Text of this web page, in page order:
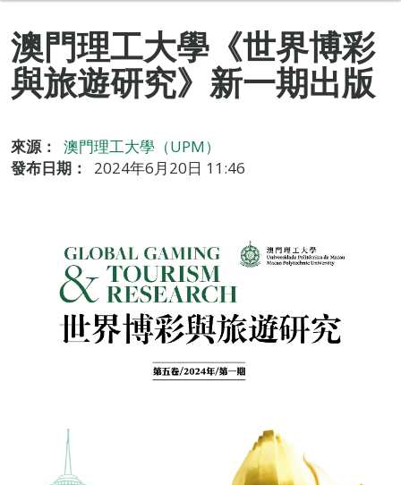
澳門理工大學《世界博彩
與旅遊研究》新一期出版
來源：
澳門理工大學（UPM）
發布日期：
2024年6月20日 11:46